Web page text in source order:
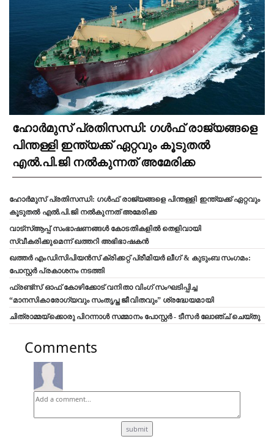
ഹോർമുസ് പ്രതിസന്ധി: ഗൾഫ് രാജ്യങ്ങളെ
പിന്തള്ളി ഇന്ത്യക്ക് ഏറ്റവും കൂടുതൽ
എൽ.പി.ജി നൽകുന്നത് അമേരിക്ക
ഹോർമുസ് പ്രതിസന്ധി: ഗൾഫ് രാജ്യങ്ങളെ പിന്തള്ളി ഇന്ത്യക്ക് ഏറ്റവും
കൂടുതൽ എൽ.പി.ജി നൽകുന്നത് അമേരിക്ക
വാട്‌സ്ആപ്പ് സംഭാഷണങ്ങൾ കോടതികളിൽ തെളിവായി
സ്വീകരിക്കുമെന്ന് ഖത്തറി അഭിഭാഷകൻ
ഖത്തർ എംഡിസിപിയൻസ് ക്രിക്കറ്റ് പ്രീമിയർ ലീഗ് & കുടുംബ സംഗമം:
പോസ്റ്റർ പ്രകാശനം നടത്തി
ഫ്രണ്ട്സ് ഓഫ് കോഴിക്കോട് വനിതാ വിംഗ് സംഘടിപ്പിച്ച
“മാനസികാരോഗ്യവും സംതൃപ്ത ജീവിതവും” ശ്രദ്ധേയമായി
ചിത്രാമ്മയ്ക്കൊരു പിറന്നാൾ സമ്മാനം പോസ്റ്റർ - ടീസർ ലോഞ്ച് ചെയ്തു
Comments